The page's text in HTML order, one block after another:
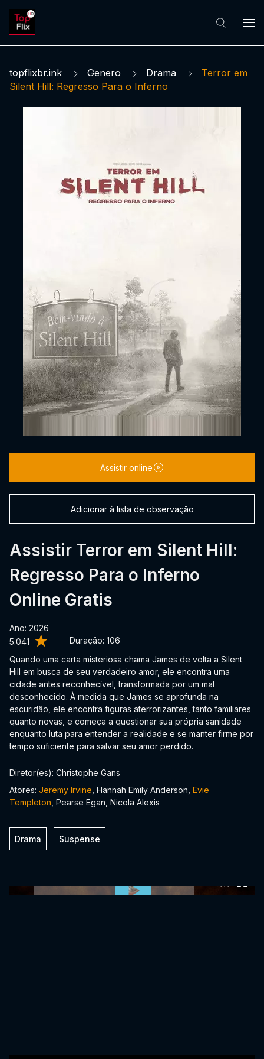
topflixbr.ink Genero Drama
Terror em
Silent Hill: Regresso Para o Inferno
5.041 Duração: 106
Assistir Terror em Silent Hill:
Regresso Para o Inferno
Online Gratis
Ano: 2026
Quando uma carta misteriosa chama James de volta a Silent
Hill em busca de seu verdadeiro amor, ele encontra uma
cidade antes reconhecível, transformada por um mal
desconhecido. À medida que James se aprofunda na
escuridão, ele encontra figuras aterrorizantes, tanto familiares
quanto novas, e começa a questionar sua própria sanidade
enquanto luta para entender a realidade e se manter firme por
tempo suficiente para salvar seu amor perdido.
Assistir online
Adicionar à lista de observação
Diretor(es): Christophe Gans
Atores: Jeremy Irvine , Hannah Emily Anderson, Evie
Templeton , Pearse Egan, Nicola Alexis
Drama Suspense